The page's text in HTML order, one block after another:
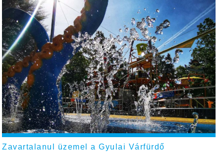
Zavartalanul üzemel a Gyulai Várfürdő